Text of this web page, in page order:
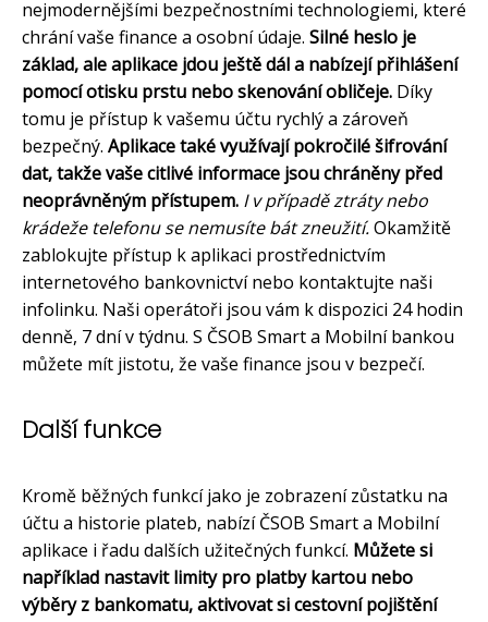
nejmodernějšími bezpečnostními technologiemi, které
chrání vaše finance a osobní údaje. Silné heslo je
základ, ale aplikace jdou ještě dál a nabízejí přihlášení
pomocí otisku prstu nebo skenování obličeje. Díky
tomu je přístup k vašemu účtu rychlý a zároveň
bezpečný. Aplikace také využívají pokročilé šifrování
dat, takže vaše citlivé informace jsou chráněny před
neoprávněným přístupem. I v případě ztráty nebo
krádeže telefonu se nemusíte bát zneužití.Okamžitě
zablokujte přístup k aplikaci prostřednictvím
internetového bankovnictví nebo kontaktujte naši
infolinku. Naši operátoři jsou vám k dispozici 24 hodin
denně, 7 dní v týdnu. S ČSOB Smart a Mobilní bankou
můžete mít jistotu, že vaše finance jsou v bezpečí.
Další funkce
Kromě běžných funkcí jako je zobrazení zůstatku na
účtu a historie plateb, nabízí ČSOB Smart a Mobilní
aplikace i řadu dalších užitečných funkcí. Můžete si
například nastavit limity pro platby kartou nebo
výběry z bankomatu, aktivovat si cestovní pojištění